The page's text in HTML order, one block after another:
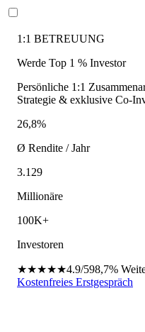
1:1 BETREUUNG
Werde Top 1 % Investor
Persönliche 1:1
Strategie & exklusive Co-
26,8%
Ø Rendite / Jahr
3.129
Millionäre
100K+
Investoren
★★★★★4.9/598,7%
Kostenfreies Erstgespräch